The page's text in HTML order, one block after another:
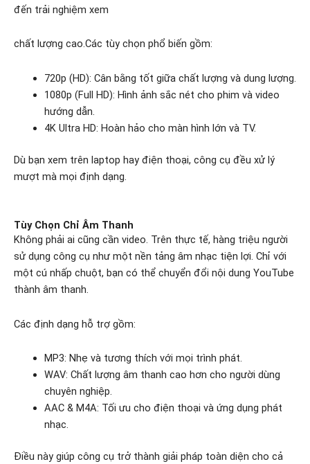
đến trải nghiệm xem
chất lượng cao.Các tùy chọn phổ biến gồm:
720p (HD): Cân bằng tốt giữa chất lượng và dung lượng.
1080p (Full HD): Hình ảnh sắc nét cho phim và video
hướng dẫn.
4K Ultra HD: Hoàn hảo cho màn hình lớn và TV.
Dù bạn xem trên laptop hay điện thoại, công cụ đều xử lý
mượt mà mọi định dạng.
Tùy Chọn Chỉ Âm Thanh
Không phải ai cũng cần video. Trên thực tế, hàng triệu người
sử dụng công cụ như một nền tảng âm nhạc tiện lợi. Chỉ với
một cú nhấp chuột, bạn có thể chuyển đổi nội dung YouTube
thành âm thanh.
Các định dạng hỗ trợ gồm:
MP3: Nhẹ và tương thích với mọi trình phát.
WAV: Chất lượng âm thanh cao hơn cho người dùng
chuyên nghiệp.
AAC & M4A: Tối ưu cho điện thoại và ứng dụng phát
nhạc.
Điều này giúp công cụ trở thành giải pháp toàn diện cho cả